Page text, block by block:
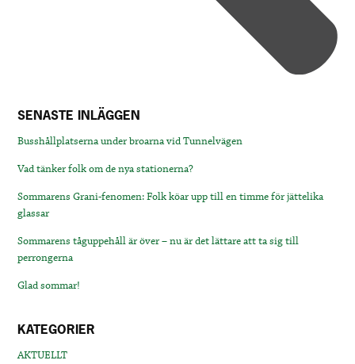
SENASTE INLÄGGEN
Busshållplatserna under broarna vid Tunnelvägen
Vad tänker folk om de nya stationerna?
Sommarens Grani-fenomen: Folk köar upp till en timme för jättelika
glassar
Sommarens tåguppehåll är över – nu är det lättare att ta sig till
perrongerna
Glad sommar!
KATEGORIER
AKTUELLT